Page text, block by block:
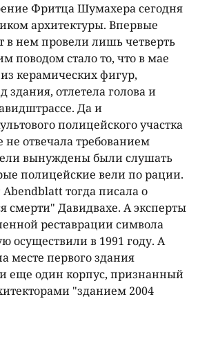
Фритца Шумахера сегодня
архитектуры. Впервые
в нем провели лишь четверть
поводом стало то, что в мае
керамических фигур,
отлетела голова и
Да и
полицейского участка
отвечала требованием
вынуждены были слушать
полицейские вели по рации.
тогда писала о
Давидвахе. А эксперты
реставрации символа
осуществили в 1991 году. А
месте первого здания
еще один корпус, признанный
"зданием 2004